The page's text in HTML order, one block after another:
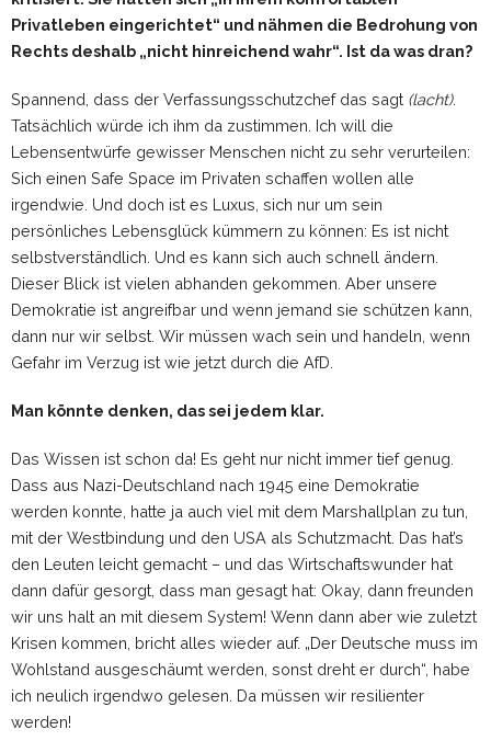
Privatleben eingerichtet“ und nähmen die Bedrohung von
Rechts deshalb „nicht hinreichend wahr“. Ist da was dran?
Spannend, dass der Verfassungsschutzchef das sagt (lacht).
Tatsächlich würde ich ihm da zustimmen. Ich will die
Lebensentwürfe gewisser Menschen nicht zu sehr verurteilen:
Sich einen Safe Space im Privaten schaffen wollen alle
irgendwie. Und doch ist es Luxus, sich nur um sein
persönliches Lebensglück kümmern zu können: Es ist nicht
selbstverständlich. Und es kann sich auch schnell ändern.
Dieser Blick ist vielen abhanden gekommen. Aber unsere
Demokratie ist angreifbar und wenn jemand sie schützen kann,
dann nur wir selbst. Wir müssen wach sein und handeln, wenn
Gefahr im Verzug ist wie jetzt durch die AfD.
Man könnte denken, das sei jedem klar.
Das Wissen ist schon da! Es geht nur nicht immer tief genug.
Dass aus Nazi-Deutschland nach 1945 eine Demokratie
werden konnte, hatte ja auch viel mit dem Marshallplan zu tun,
mit der Westbindung und den USA als Schutzmacht. Das hat’s
den Leuten leicht gemacht – und das Wirtschaftswunder hat
dann dafür gesorgt, dass man gesagt hat: Okay, dann freunden
wir uns halt an mit diesem System! Wenn dann aber wie zuletzt
Krisen kommen, bricht alles wieder auf. „Der Deutsche muss im
Wohlstand ausgeschäumt werden, sonst dreht er durch“, habe
ich neulich irgendwo gelesen. Da müssen wir resilienter
werden!